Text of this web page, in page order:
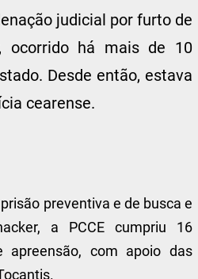
judicial por furto de
ocorrido há mais de 10
Desde então, estava
cearense.
preventiva e de busca e
a PCCE cumpriu 16
apreensão, com apoio das